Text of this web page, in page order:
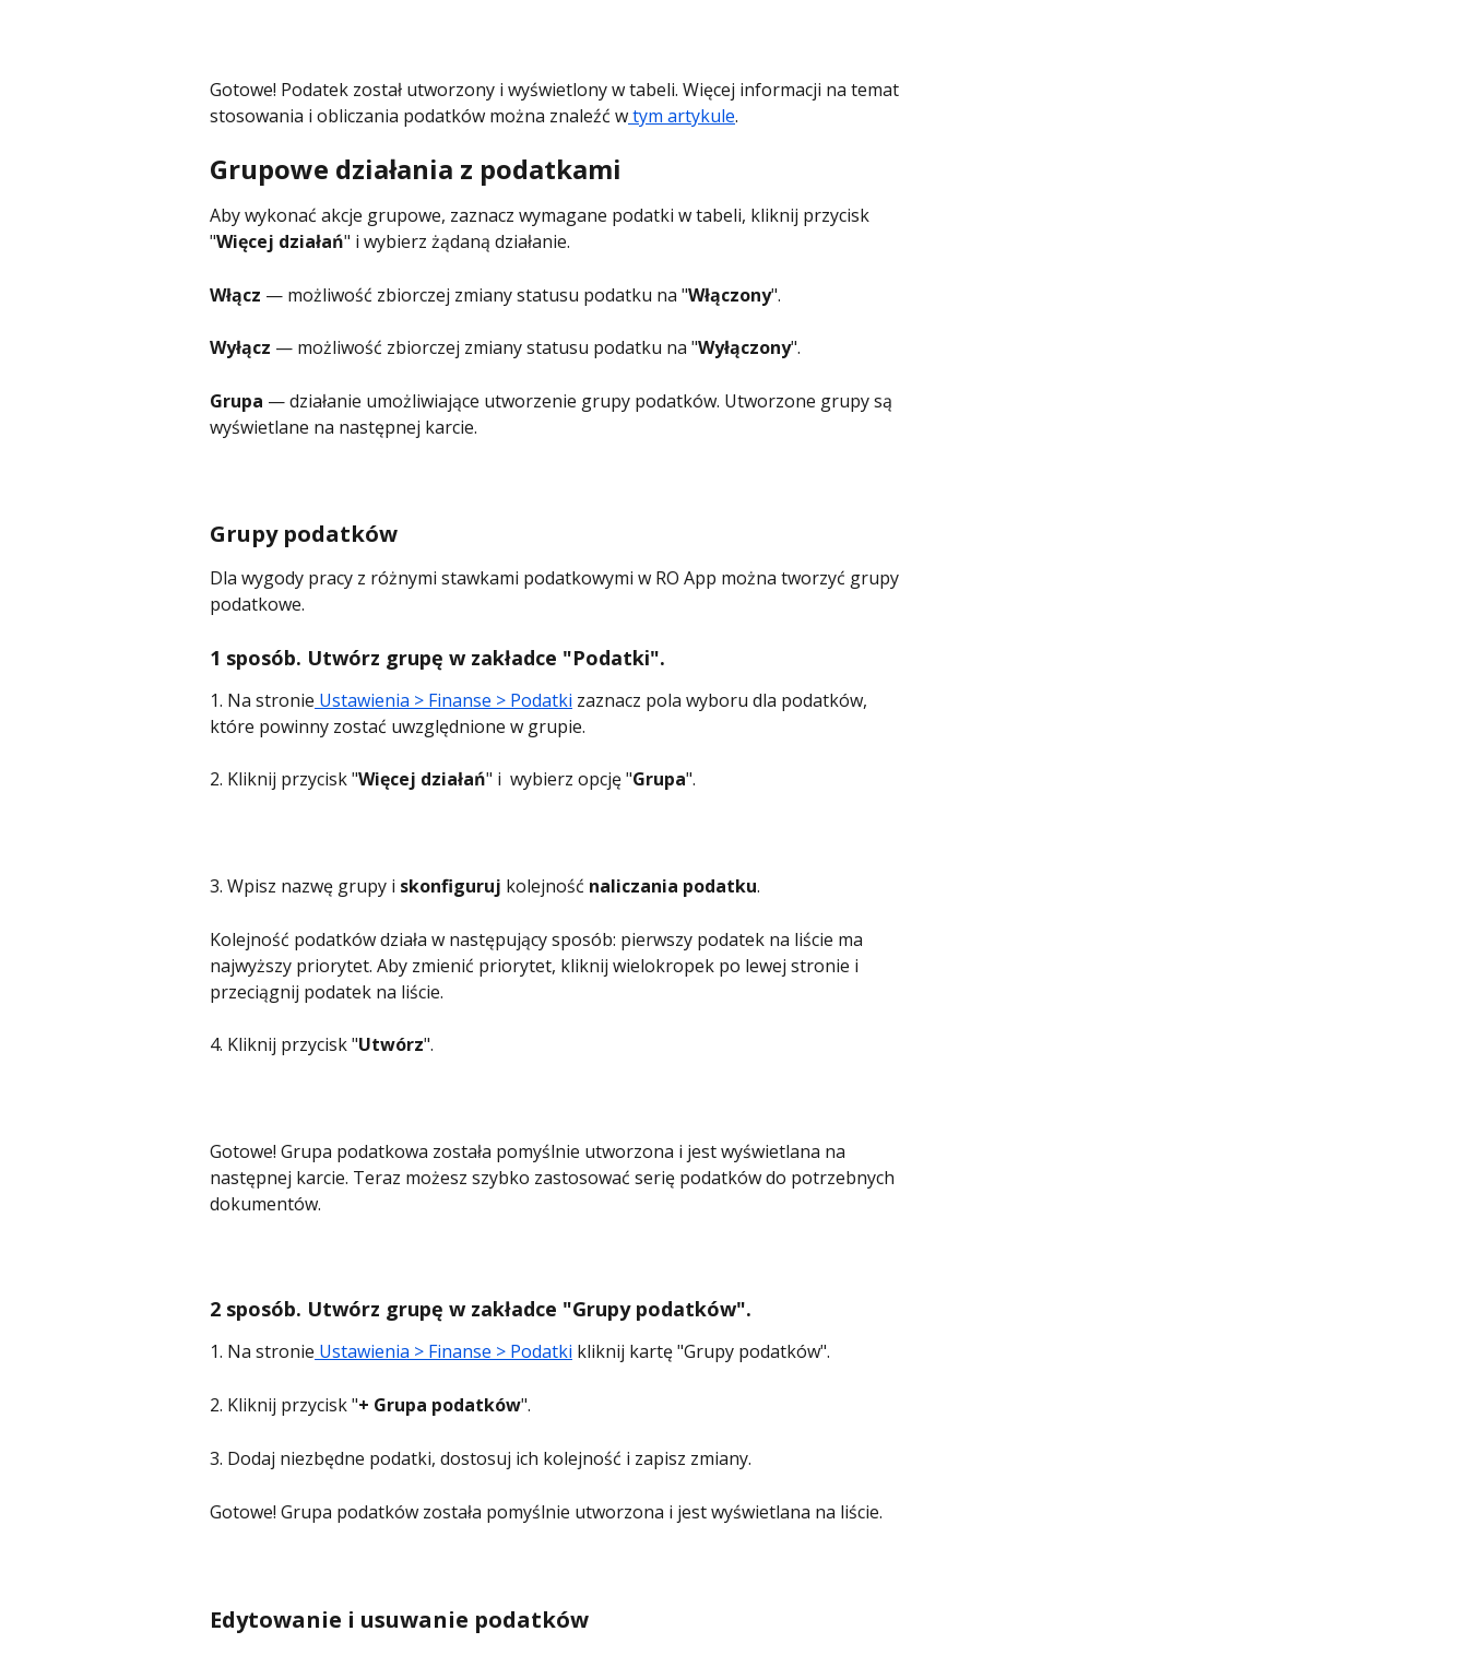
Gotowe! Podatek został utworzony i wyświetlony w tabeli. Więcej informacji na temat
stosowania i obliczania podatków można znaleźć w tym artykule.
Grupowe działania z podatkami
Aby wykonać akcje grupowe, zaznacz wymagane podatki w tabeli, kliknij przycisk
"Więcej działań" i wybierz żądaną działanie.
Włącz — możliwość zbiorczej zmiany statusu podatku na "Włączony".
Wyłącz — możliwość zbiorczej zmiany statusu podatku na "Wyłączony".
Grupa — działanie umożliwiające utworzenie grupy podatków. Utworzone grupy są
wyświetlane na następnej karcie.
Grupy podatków
Dla wygody pracy z różnymi stawkami podatkowymi w RO App można tworzyć grupy
podatkowe.
1 sposób. Utwórz grupę w zakładce "Podatki".
1. Na stronie Ustawienia > Finanse > Podatki zaznacz pola wyboru dla podatków,
które powinny zostać uwzględnione w grupie.
2. Kliknij przycisk "Więcej działań" i  wybierz opcję "Grupa".
3. Wpisz nazwę grupy i skonfiguruj kolejność naliczania podatku.
Kolejność podatków działa w następujący sposób: pierwszy podatek na liście ma
najwyższy priorytet. Aby zmienić priorytet, kliknij wielokropek po lewej stronie i
przeciągnij podatek na liście.
4. Kliknij przycisk "Utwórz".
Gotowe! Grupa podatkowa została pomyślnie utworzona i jest wyświetlana na
następnej karcie. Teraz możesz szybko zastosować serię podatków do potrzebnych
dokumentów.
2 sposób. Utwórz grupę w zakładce "Grupy podatków".
1. Na stronie Ustawienia > Finanse > Podatki kliknij kartę "Grupy podatków".
2. Kliknij przycisk "+ Grupa podatków".
3. Dodaj niezbędne podatki, dostosuj ich kolejność i zapisz zmiany.
Gotowe! Grupa podatków została pomyślnie utworzona i jest wyświetlana na liście.
Edytowanie i usuwanie podatków